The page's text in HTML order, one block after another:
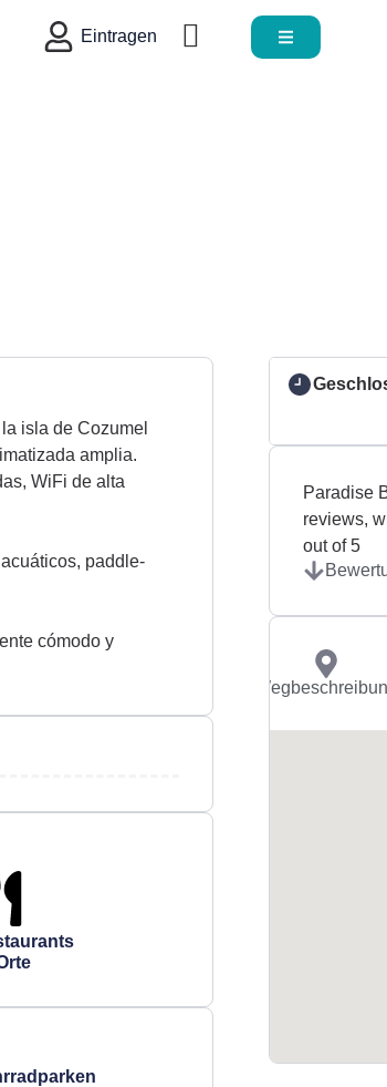
Eintragen
isla de Cozumel
amplia.
WiFi de alta
paddle-
cómodo y
Paradise
reviews,
out of 5